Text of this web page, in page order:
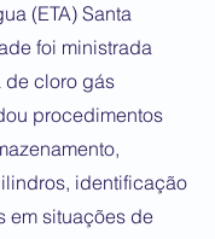
(ETA) Santa
foi ministrada
de cloro gás
procedimentos
identificação
em situações de